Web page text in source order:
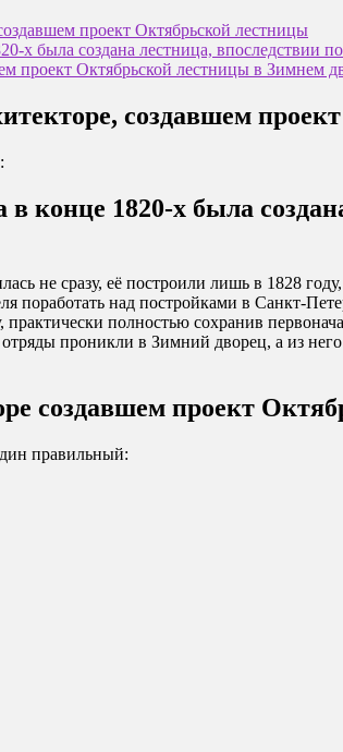
проект Октябрьской лестницы
х была создана лестница, впоследствии
проект Октябрьской лестницы в Зимнем
создавшем
в конце 1820-х была
не сразу, её построили лишь в 1828
поработать над постройками в Санкт-
полностью сохранив
проникли в Зимний дворец, а из
создавшем проект
правильный: